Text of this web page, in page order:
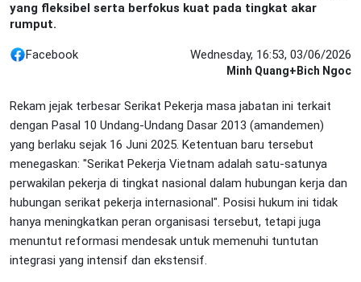
yang fleksibel serta berfokus kuat pada tingkat akar
rumput.
Facebook Wednesday, 16:53, 03/06/2026
Minh Quang+Bich Ngoc
Rekam jejak terbesar Serikat Pekerja masa jabatan ini terkait
dengan Pasal 10 Undang-Undang Dasar 2013 (amandemen)
yang berlaku sejak 16 Juni 2025. Ketentuan baru tersebut
menegaskan: "Serikat Pekerja Vietnam adalah satu-satunya
perwakilan pekerja di tingkat nasional dalam hubungan kerja dan
hubungan serikat pekerja internasional". Posisi hukum ini tidak
hanya meningkatkan peran organisasi tersebut, tetapi juga
menuntut reformasi mendesak untuk memenuhi tuntutan
integrasi yang intensif dan ekstensif.